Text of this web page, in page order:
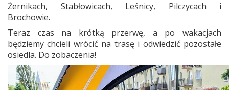
Żernikach, Stabłowicach, Leśnicy, Pilczycach i
Brochowie.
Teraz czas na krótką przerwę, a po wakacjach
będziemy chcieli wrócić na trasę i odwiedzić pozostałe
osiedla. Do zobaczenia!